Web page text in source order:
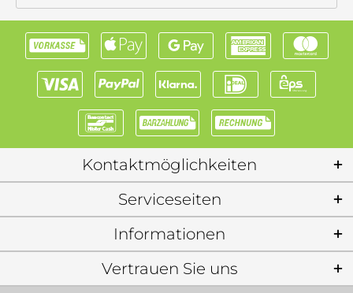
Kontaktmöglichkeiten
Serviceseiten
Informationen
Vertrauen Sie uns